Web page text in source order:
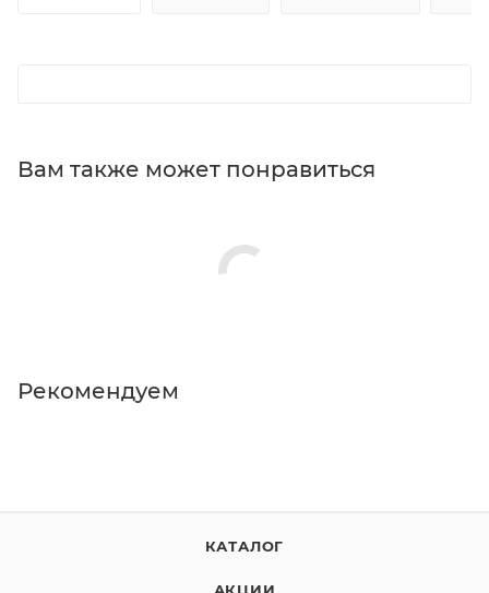
Вам также может понравиться
Рекомендуем
КАТАЛОГ